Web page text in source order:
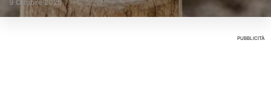
9 Ottobre 2025
PUBBLICITÀ